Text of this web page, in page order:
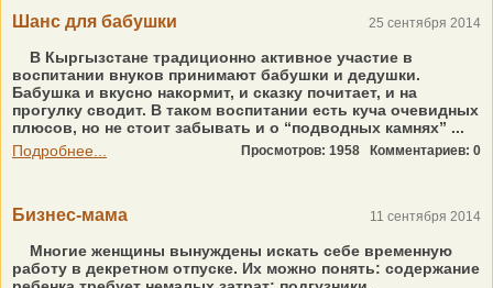
Шанс для бабушки 25 сентября 2014
В Кыргызстане традиционно активное участие в
воспитании внуков принимают бабушки и дедушки.
Бабушка и вкусно накормит, и сказку почитает, и на
прогулку сводит. В таком воспитании есть куча очевидных
плюсов, но не стоит забывать и о “подводных камнях” ...
Подробнее...
Просмотров: 1958 Комментариев: 0
Бизнес-мама 11 сентября 2014
Многие женщины вынуждены искать себе временную
работу в декретном отпуске. Их можно понять: содержание